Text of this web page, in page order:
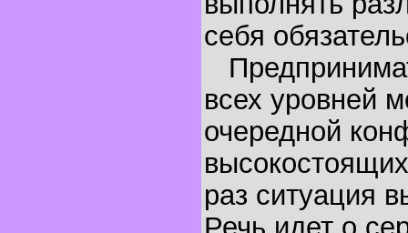
себя
всех уровней
очередной
раз ситуация
Речь идет о